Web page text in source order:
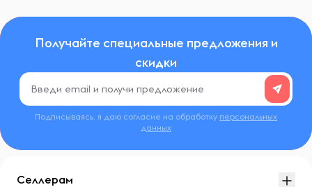
Получайте специальные предложения и
скидки
Подписываясь, я даю согласие на обработку персональных
данных
Селлерам